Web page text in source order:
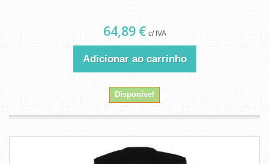
64,89 € c/ IVA
Adicionar ao carrinho
Disponível